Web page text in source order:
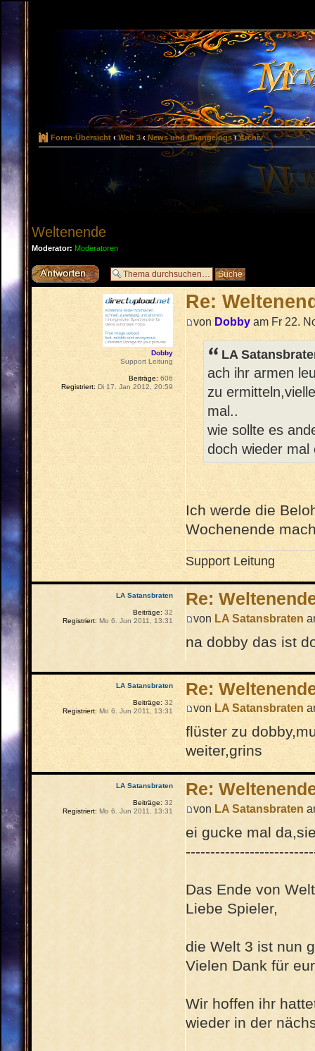
Foren-Übersicht ‹ Welt 3 ‹ News und Changelogs ‹ Archiv
Weltenende
Moderator: Moderatoren
Antwort erstellen
Re:
von Dobbyam Fr 22.
LA
ach ihr armen
zu
mal..
wie sollte es
doch wieder mal
Ich werde die
Wochenende
Support Leitung
Dobby
Support Leitung
Beiträge: 606
Registriert: Di 17. Jan 2012, 20:59
Re:
von LA Satansbraten
na dobby das ist
LA Satansbraten
Beiträge: 32
Registriert: Mo 6. Jun 2011, 13:31
Re:
von LA Satansbraten
flüster zu
weiter,grins
LA Satansbraten
Beiträge: 32
Registriert: Mo 6. Jun 2011, 13:31
Re:
von LA Satansbraten
ei gucke mal
Das Ende von
Liebe Spieler,
die Welt 3 ist nun
Vielen Dank für
Wir hoffen ihr
wieder in der
LA Satansbraten
Beiträge: 32
Registriert: Mo 6. Jun 2011, 13:31